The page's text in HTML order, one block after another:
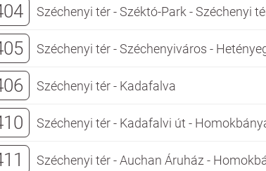
Széchenyi tér - Széktó-Park - Széchenyi
Széchenyi tér - Széchenyiváros -
Széchenyi tér - Kadafalva
Széchenyi tér - Kadafalvi út -
Széchenyi tér - Auchan Áruház -